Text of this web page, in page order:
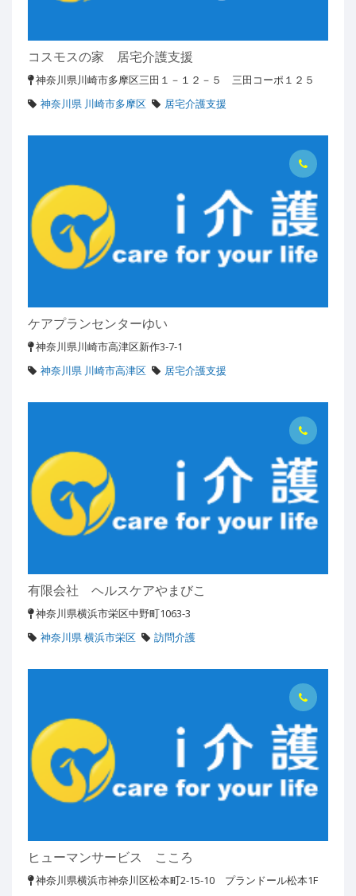
コスモスの家 居宅介護支援
神奈川県川崎市多摩区三田１－１２－５ 三田コーポ１２５
神奈川県 川崎市多摩区
居宅介護支援
ケアプランセンターゆい
神奈川県川崎市高津区新作3-7-1
神奈川県 川崎市高津区
居宅介護支援
有限会社 ヘルスケアやまびこ
神奈川県横浜市栄区中野町1063-3
神奈川県 横浜市栄区
訪問介護
ヒューマンサービス こころ
神奈川県横浜市神奈川区松本町2-15-10 プランドール松本1F